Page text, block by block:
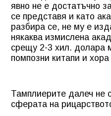
явно не е достатъчно
се представя и като
разбира се, не му е
някаква измислена
срещу 2-3 хил. долара
помпозни китапи и
Тамплиерите далеч не
сферата на